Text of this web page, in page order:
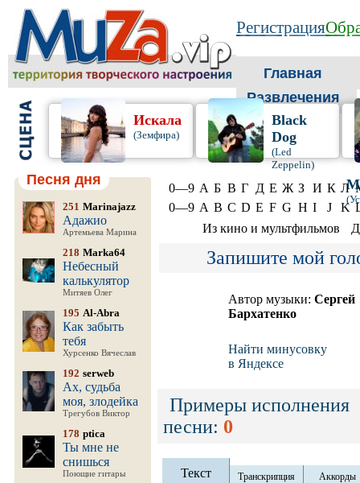
Регистрация
Главная
Развлечения
Искала
(Земфира)
Black
Dog
(Led
Zeppelin)
Песня дня
251 Marinajazz
Адажио
Артемьева Марина
218 Marka64
Небесный
калькулятор
Митяев Олег
195 Al-Abra
Как забыть
тебя
Хурсенко Вячеслав
192 serweb
Ах, судьба
моя, злодейка
Трегубов Виктор
178 ptica
Ты мне не
снишься
Поющие гитары
0—9 А Б В Г Д Е Ж З И К Л
0—9 A B C D E F G H I J K
Из кино и мультфильмов
Запишите мой
Автор музыки: Сергей
Бархатенко
Найти минусовку
в Яндексе
Примеры исполнения
песни: 0
Текст Транскрипция Аккорды